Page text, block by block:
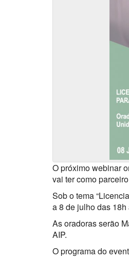
O próximo webinar
vai ter como
Sob o tema
a 8 de julho das 18h
As oradoras serão
AIP.
O programa do